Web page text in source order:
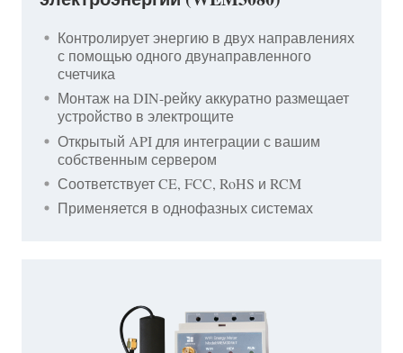
Контролирует энергию в двух направлениях
с помощью одного двунаправленного
счетчика
Монтаж на DIN-рейку аккуратно размещает
устройство в электрощите
Открытый API для интеграции с вашим
собственным сервером
Соответствует CE, FCC, RoHS и RCM
Применяется в однофазных системах